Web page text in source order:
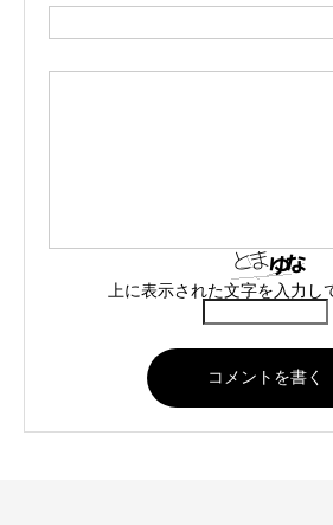
上に表示された文字を入力し